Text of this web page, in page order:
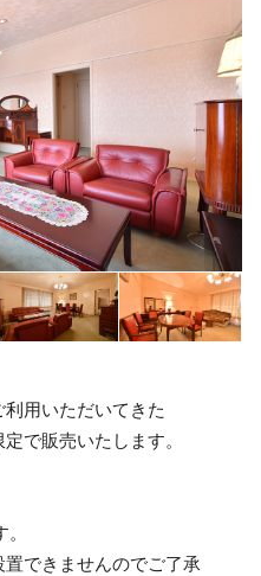
用いただいてきた
で販売いたします。
できませんのでご了承